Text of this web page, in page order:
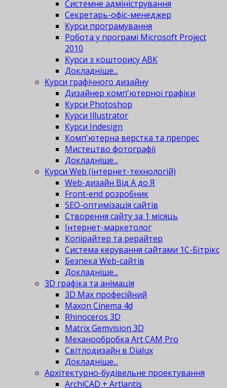
Системне адміністрування
Секретарь-офіс-менеджер
Курси програмування
Робота у програмі Microsoft Project
2010
Курси з кошторису АВК
Докладніше...
Курси графічного дизайну
Дизайнер комп'ютерної графіки
Курси Photoshop
Курси Illustrator
Курси Indesign
Комп'ютерна верстка та препрес
Мистецтво фотографії
Докладніше...
Курси Web (інтернет-технологій)
Web-дизайн Від А до Я
Front-end розробник
SEO-оптимізація сайтів
Створення сайту за 1 місяць
Інтернет-маркетолог
Копірайтер та рерайтер
Система керування сайтами 1С-Бітрікс
Безпека Web-сайтів
Докладніше...
3D графіка та анімація
3D Max професійний
Maxon Cinema 4d
Rhinoceros 3D
Matrix Gemvision 3D
Механообробка Art CAM Pro
Світлодизайн в Dialux
Докладніше...
Архітектурно-будівельне проектування
ArchiCAD + Artlantis